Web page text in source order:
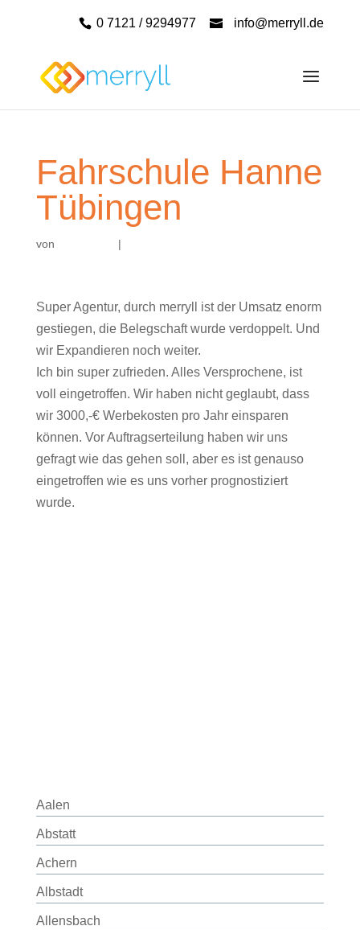
0 7121 / 9294977 info@merryll.de
Fahrschule Hanne
Tübingen
von |
Super Agentur, durch merryll ist der Umsatz enorm
gestiegen, die Belegschaft wurde verdoppelt. Und
wir Expandieren noch weiter.
Ich bin super zufrieden. Alles Versprochene, ist
voll eingetroffen. Wir haben nicht geglaubt, dass
wir 3000,-€ Werbekosten pro Jahr einsparen
können. Vor Auftragserteilung haben wir uns
gefragt wie das gehen soll, aber es ist genauso
eingetroffen wie es uns vorher prognostiziert
wurde.
Aalen
Abstatt
Achern
Albstadt
Allensbach